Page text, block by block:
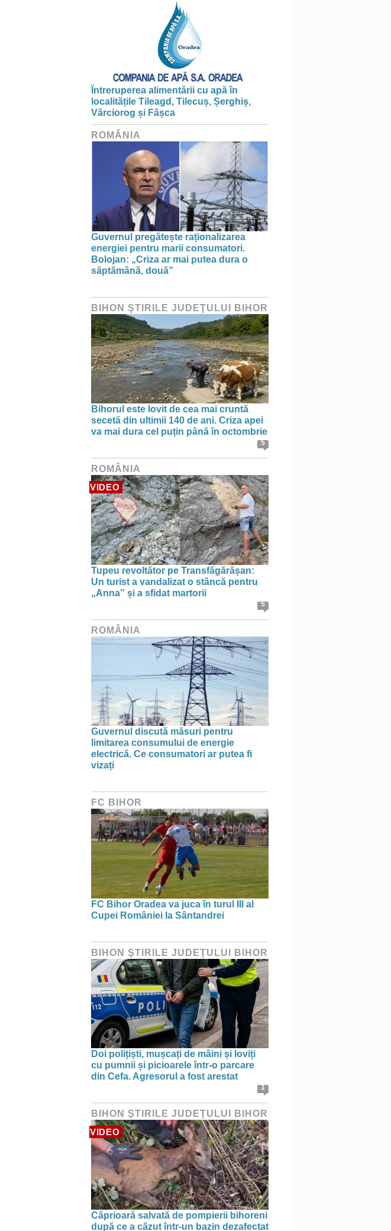
Întreruperea alimentării cu apă în
localitățile Tileagd, Tilecuș, Șerghiș,
Vârciorog și Fâșca
ROMÂNIA
Guvernul pregătește raționalizarea
energiei pentru marii consumatori.
Bolojan: „Criza ar mai putea dura o
săptămână, două”
BIHON ŞTIRILE JUDEŢULUI BIHOR
Bihorul este lovit de cea mai cruntă
secetă din ultimii 140 de ani. Criza apei
va mai dura cel puțin până în octombrie
5
ROMÂNIA
VIDEO
Tupeu revoltător pe Transfăgărășan:
Un turist a vandalizat o stâncă pentru
„Anna” și a sfidat martorii
5
ROMÂNIA
Guvernul discută măsuri pentru
limitarea consumului de energie
electrică. Ce consumatori ar putea fi
vizați
FC BIHOR
FC Bihor Oradea va juca în turul III al
Cupei României la Sântandrei
BIHON ŞTIRILE JUDEŢULUI BIHOR
Doi polițiști, mușcați de mâini și loviți
cu pumnii și picioarele într-o parcare
din Cefa. Agresorul a fost arestat
1
BIHON ŞTIRILE JUDEŢULUI BIHOR
VIDEO
Căprioară salvată de pompierii bihoreni
după ce a căzut într-un bazin dezafectat